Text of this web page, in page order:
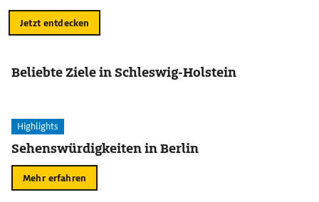
Jetzt entdecken
Beliebte Ziele in Schleswig-Holstein
Highlights
Sehenswürdigkeiten in Berlin
Mehr erfahren